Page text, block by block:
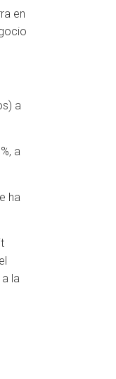
en
a
a
ha
la